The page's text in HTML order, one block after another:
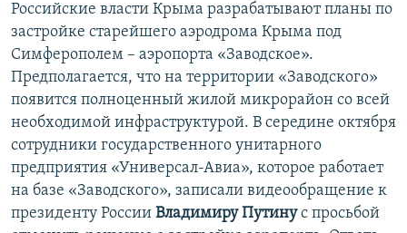
Российские власти Крыма разрабатывают планы по
застройке старейшего аэродрома Крыма под
Симферополем – аэропорта «Заводское».
Предполагается, что на территории «Заводского»
появится полноценный жилой микрорайон со всей
необходимой инфраструктурой. В середине октября
сотрудники государственного унитарного
предприятия «Универсал-Авиа», которое работает
на базе «Заводского», записали видеообращение к
президенту России Владимиру Путинус просьбой